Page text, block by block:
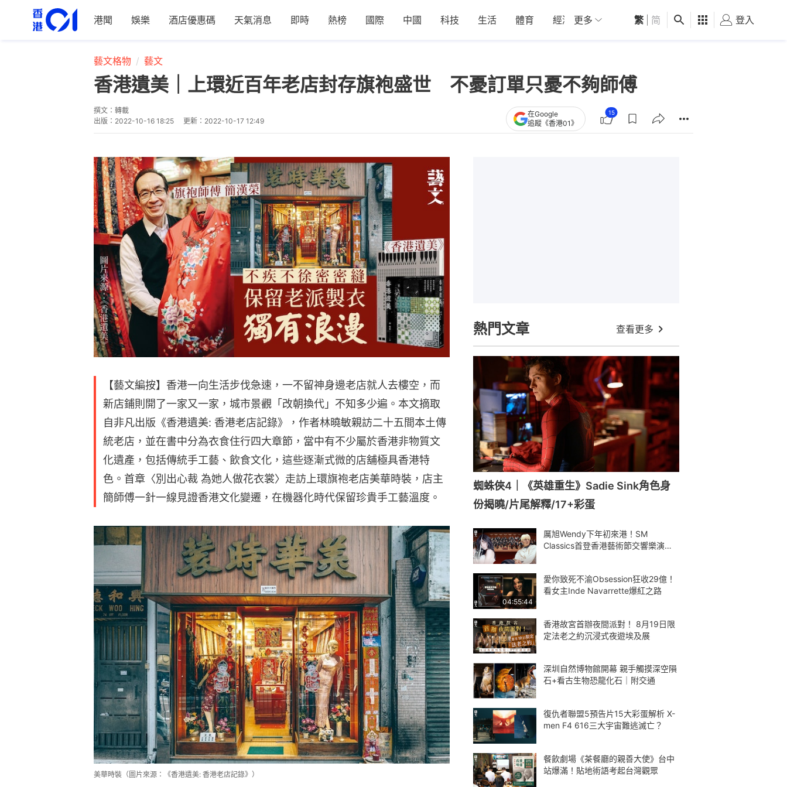
港聞 娛樂 酒店優惠碼 天氣消息 即時 熱榜 國際 中國 科技 生活 體育 經濟 01深圳 觀點 健康 好食玩飛
更多 繁 简 登入
藝文格物 藝文
香港遺美｜上環近百年老店封存旗袍盛世 不憂訂單只憂不夠師傅
撰文： 轉載
出版： 2022-10-16 18:25 更新： 2022-10-17 12:49
在Google
追蹤《香港01》
15
【藝文編按】香港一向生活步伐急速，一不留神身邊老店就人去樓空，而
新店鋪則開了一家又一家，城市景觀「改朝換代」不知多少遍。本文摘取
自非凡出版《香港遺美: 香港老店記錄》，作者林曉敏親訪二十五間本土傳
統老店，並在書中分為衣食住行四大章節，當中有不少屬於香港非物質文
化遺產，包括傳統手工藝、飲食文化，這些逐漸式微的店舖極具香港特
色。首章〈別出心裁 為她人做花衣裳〉走訪上環旗袍老店美華時裝，店主
簡師傅一針一線見證香港文化變遷，在機器化時代保留珍貴手工藝溫度。
美華時裝（圖片來源：《香港遺美: 香港老店記錄》）
熱門文章 查看更多
蜘蛛俠4｜《英雄重生》Sadie Sink角色身
份揭曉/片尾解釋/17+彩蛋
厲旭Wendy下年初來港！SM
Classics首登香港藝術節交響樂演繹
04:55:44
愛你致死不渝Obsession狂收29億！
看女主Inde Navarrette爆紅之路
香港故宮首辦夜間派對！ 8月19日限
定法老之約沉浸式夜遊埃及展
深圳自然博物館開幕 親手觸摸深空隕
石+看古生物恐龍化石｜附交通
復仇者聯盟5預告片15大彩蛋解析 X-
men F4 616三大宇宙難逃滅亡？
餐飲劇場《茶餐廳的親善大使》台中
站爆滿！貼地術語考起台灣觀眾